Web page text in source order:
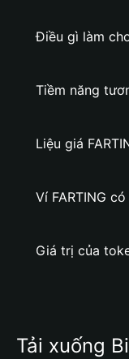
Điều gì làm
Tiềm năng
Liệu giá
Ví FARTING
Giá trị của
Tải xuống